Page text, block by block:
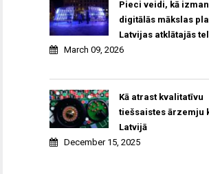
Pieci veidi, kā
digitālās mākslas
Latvijas atklātajās
March 09, 2026
Kā atrast kvalitatīvu
tiešsaistes ārzemju
Latvijā
December 15, 2025